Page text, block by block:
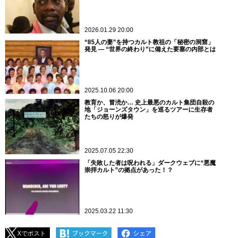
2026.01.29 20:00
“85人の妻”を持つカルト教祖の「秘密の洞窟」
発見 ― “世界の終わり”に備えた要塞の内部とは
2025.10.06 20:00
教育か、冒涜か… 史上最悪のカルト集団自殺の
地「ジョーンズタウン」を巡るツアーに生存者
たちの怒りが爆発
2025.07.05 22:30
「失敗した者は呪われる」ダークウェブに“悪魔
崇拝カルト”の拠点があった！？
2025.03.22 11:30
Xでポスト